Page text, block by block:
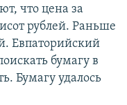
что цена за
рублей. Раньше
Евпаторийский
бумагу в
Бумагу удалось